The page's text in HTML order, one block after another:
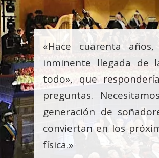
«Hace cuarenta
inminente llegada de
todo», que
preguntas.
generación de
conviertan en los
física.»